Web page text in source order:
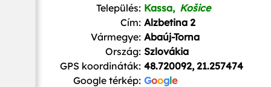
Település: Kassa, Košice
Cím: Alzbetina 2
Vármegye: Abaúj-Torna
Ország: Szlovákia
GPS koordináták: 48.720092, 21.257474
Google térkép: Google